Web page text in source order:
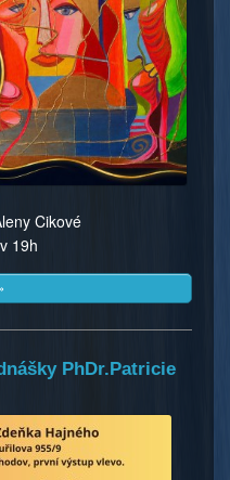
Cikové
19h
PhDr.Patricie